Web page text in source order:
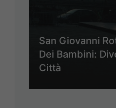
San Giovanni
Dei Bambini:
Città